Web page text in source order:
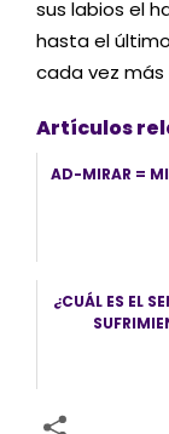
sus labios el
hasta el
cada vez
Artículos
AD-MIRAR =
¿CUÁL ES EL